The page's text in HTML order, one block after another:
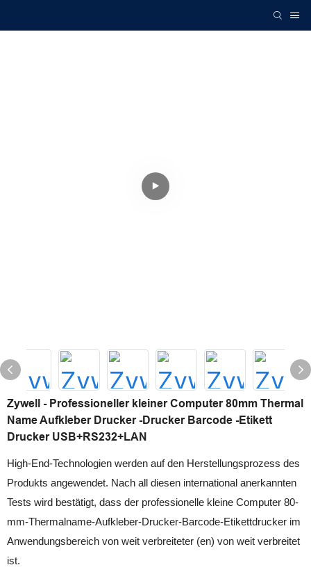
Zywell - Professioneller kleiner Computer 80mm Thermal
Name Aufkleber Drucker -Drucker Barcode -Etikett
Drucker USB+RS232+LAN
High-End-Technologien werden auf den Herstellungsprozess des
Produkts angewendet. Nach all diesen international anerkannten
Tests wird bestätigt, dass der professionelle kleine Computer 80-
mm-Thermalname-Aufkleber-Drucker-Barcode-Etikettdrucker im
Anwendungsbereich von weit verbreiteter (en) von weit verbreitet
ist.